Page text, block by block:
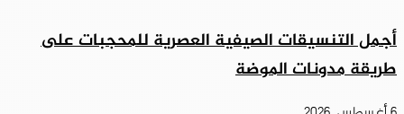
أجمل التنسيقات الصيفية العصرية للمحجبات على
طريقة مدونات الموضة